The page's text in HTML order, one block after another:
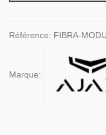
Référence: FIBRA-
Marque: